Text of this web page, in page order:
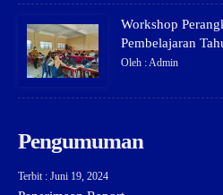
Workshop
Pembelajaran
Oleh : Admin
Pengumuman
Terbit : Juni 19, 2024